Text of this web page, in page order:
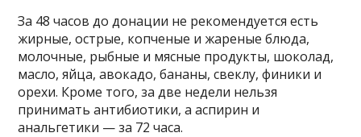
За 48 часов до донации не рекомендуется есть
жирные, острые, копченые и жареные блюда,
молочные, рыбные и мясные продукты, шоколад,
масло, яйца, авокадо, бананы, свеклу, финики и
орехи. Кроме того, за две недели нельзя
принимать антибиотики, а аспирин и
анальгетики — за 72 часа.